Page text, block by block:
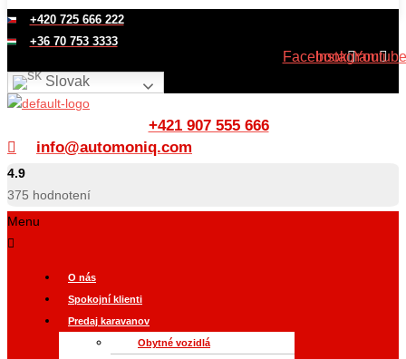
+420 725 666 222
+36 70 753 3333
FacebookInstagramYoutube
Slovak
+421 907 555 666
info@automoniq.com
4.9
375 hodnotení
Menu
O nás
Spokojní klienti
Predaj karavanov
Obytné vozidlá